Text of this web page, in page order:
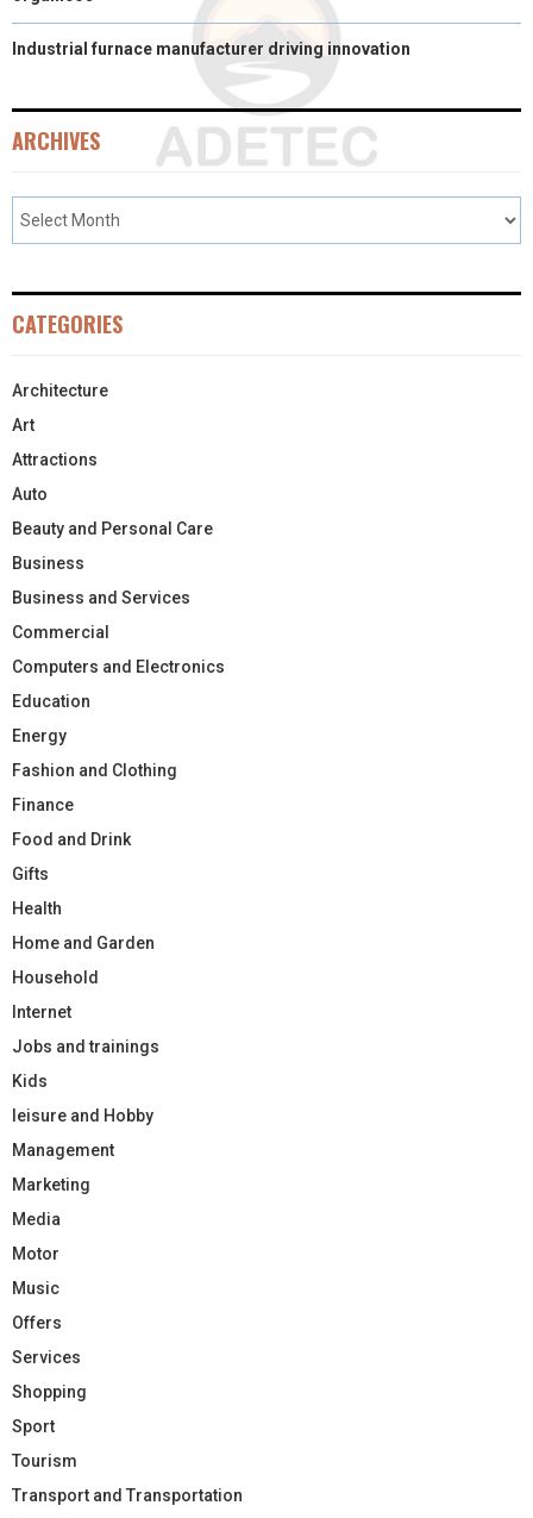
Industrial furnace manufacturer driving innovation
ARCHIVES
CATEGORIES
Architecture
Art
Attractions
Auto
Beauty and Personal Care
Business
Business and Services
Commercial
Computers and Electronics
Education
Energy
Fashion and Clothing
Finance
Food and Drink
Gifts
Health
Home and Garden
Household
Internet
Jobs and trainings
Kids
leisure and Hobby
Management
Marketing
Media
Motor
Music
Offers
Services
Shopping
Sport
Tourism
Transport and Transportation